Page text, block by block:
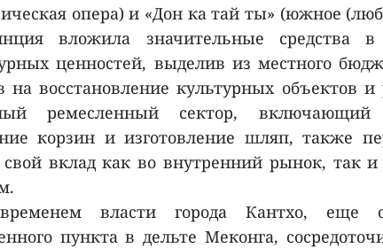
опера) и «Дон ка тай ты» (южное
вложила значительные средства в
ценностей, выделив из местного
на восстановление культурных объектов и
ремесленный сектор, включающий
корзин и изготовление шляп, также
свой вклад как во внутренний рынок, так
власти города Кантхо, еще
пункта в дельте Меконга,